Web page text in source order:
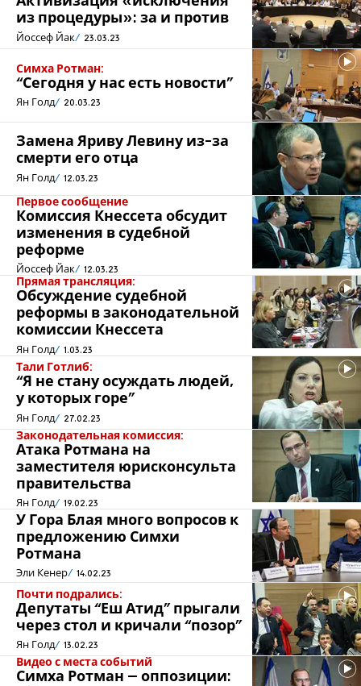
из процедуры»: за и против
Йоссеф Йак 23.03.23
Симха Ротман:
“Сегодня у нас есть новости”
Ян Голд 20.03.23
Замена Яриву Левину из-за
смерти его отца
Ян Голд 12.03.23
Первое сообщение
Комиссия Кнессета обсудит
изменения в судебной
реформе
Йоссеф Йак 12.03.23
Прямая трансляция:
Обсуждение судебной
реформы в законодательной
комиссии Кнессета
Ян Голд 1.03.23
Тали Готлиб:
“Я не стану осуждать людей,
у которых горе”
Ян Голд 27.02.23
Законодательная комиссия:
Атака Ротмана на
заместителя юрисконсульта
правительства
Ян Голд 19.02.23
У Гора Блая много вопросов к
предложению Симхи
Ротмана
Эли Кенер 14.02.23
Почти подрались:
Депутаты “Еш Атид” прыгали
через стол и кричали “позор”
Ян Голд 13.02.23
Видео с места событий
Симха Ротман – оппозиции: